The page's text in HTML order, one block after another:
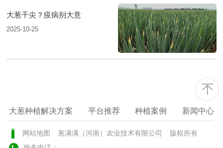
大葱干尖？疫病别大意
2025-10-25
大葱种植解决方案 平台推荐 种植案例 新闻中心
网站地图 葱满满（河南）农业技术有限公司
版权所有